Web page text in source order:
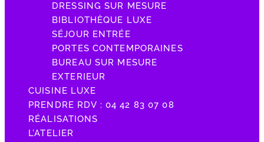
DRESSING SUR MESURE
BIBLIOTHÈQUE LUXE
SÉJOUR ENTRÉE
PORTES CONTEMPORAINES
BUREAU SUR MESURE
EXTERIEUR
CUISINE LUXE
PRENDRE RDV : 04 42 83 07 08
RÉALISATIONS
L’ATELIER